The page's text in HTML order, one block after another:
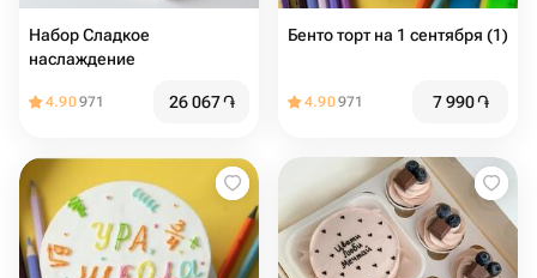
Набор Сладкое
наслаждение
4.90971 26 067֏
Бенто торт на 1 сентября (1)
4.90971 7 990֏